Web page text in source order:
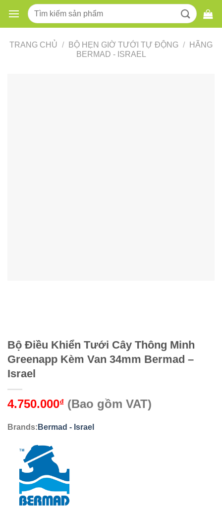
content
Tìm
kiếm:
TRANG CHỦ / BỘ HẸN GIỜ TƯỚI TỰ ĐỘNG /
HÃNG
BERMAD - ISRAEL
Bộ Điều Khiển Tưới Cây Thông Minh
Greenapp Kèm Van 34mm Bermad –
Israel
4.750.000₫ (Bao gồm VAT)
Brands: Bermad - Israel